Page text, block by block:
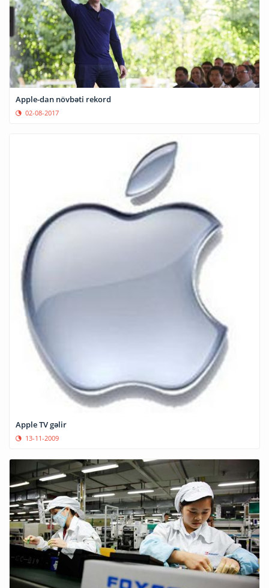
Apple-dan növbəti rekord
02-08-2017
Apple TV gəlir
13-11-2009